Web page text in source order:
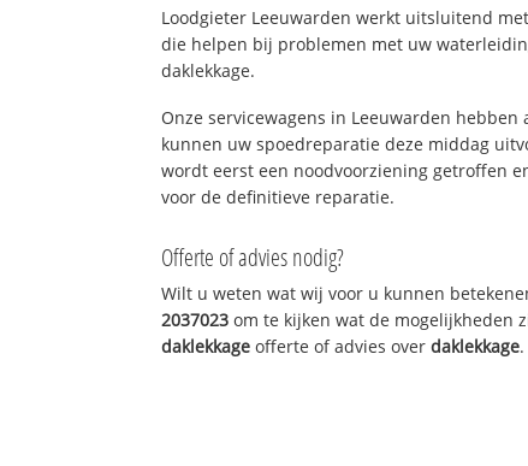
Loodgieter Leeuwarden werkt uitsluitend
die helpen bij problemen met uw
daklekkage.
Onze servicewagens in Leeuwarden
kunnen uw spoedreparatie deze middag
wordt eerst een noodvoorziening getroffen
voor de definitieve reparatie.
Offerte of advies nodig?
Wilt u weten wat wij voor u kunnen
2037023 om te kijken wat de mogelijkheden
daklekkage offerte of advies overdaklekkage